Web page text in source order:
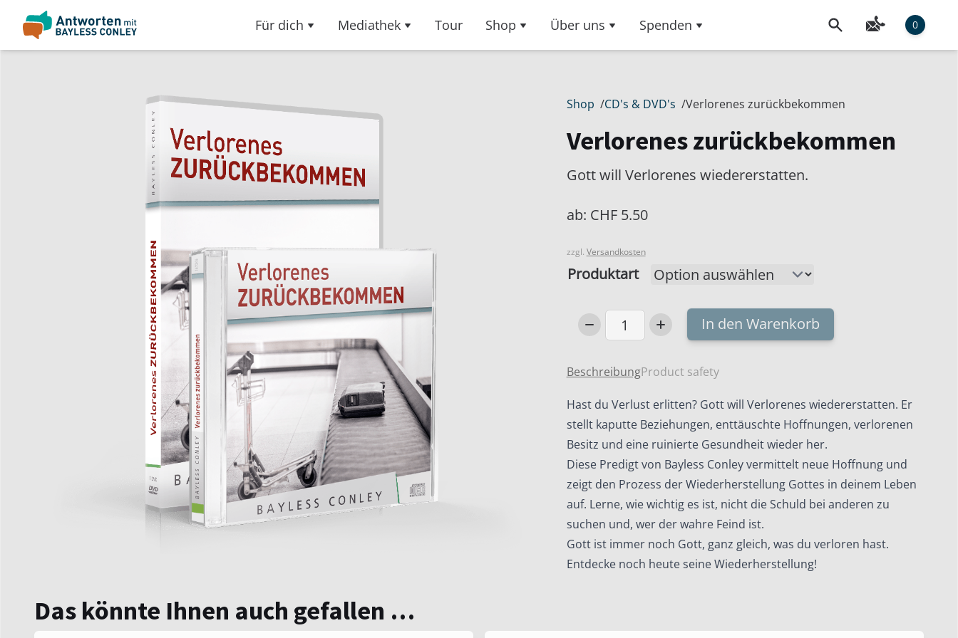
Für dich Mediathek Tour Shop Über uns Spenden 0
Shop /CD's & DVD's /Verlorenes zurückbekommen
Verlorenes zurückbekommen
Gott will Verlorenes wiedererstatten.
ab: CHF5.50
zzgl. Versandkosten
Produktart
Verlorenes
zurückbekommen
Menge
In den Warenkorb
BeschreibungProduct safety
Hast du Verlust erlitten? Gott will Verlorenes wiedererstatten. Er
stellt kaputte Beziehungen, enttäuschte Hoffnungen, verlorenen
Besitz und eine ruinierte Gesundheit wieder her.
Diese Predigt von Bayless Conley vermittelt neue Hoffnung und
zeigt den Prozess der Wiederherstellung Gottes in deinem Leben
auf. Lerne, wie wichtig es ist, nicht die Schuld bei anderen zu
suchen und, wer der wahre Feind ist.
Gott ist immer noch Gott, ganz gleich, was du verloren hast.
Entdecke noch heute seine Wiederherstellung!
Das könnte Ihnen auch gefallen …